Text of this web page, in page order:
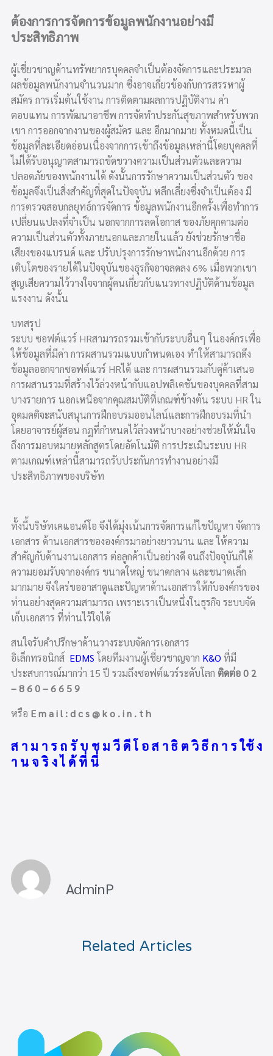
ต้องการการจัดการข้อมูลพนักงานอย่างมี
ประสิทธิภาพ
ผู้เชี่ยวชาญด้านทรัพยากรบุคคลจำเป็นต้องจัดการและประมวล
ผลข้อมูลพนักงานจำนวนมาก ซึ่งอาจเกี่ยวข้องกับการสรรหาผู้
สมัคร การเริ่มต้นใช้งาน การติดตามผลการปฏิบัติงาน ค่า
ตอบแทน การพัฒนาอาชีพ การจัดทำประกันสุขภาพสำหรับพวก
เขา การออกจากงานของผู้สมัคร และ อีกมากมาย ทั้งหมดนี้เป็น
ข้อมูลที่ละเอียดอ่อนเนื่องจากการเข้าถึงข้อมูลเหล่านี้โดยบุคคลที่
ไม่ได้รับอนุญาตสามารถขัดขวางความเป็นส่วนตัวและความ
ปลอดภัยของพนักงานได้ ดังนั้นการรักษาความเป็นส่วนตัว ของ
ข้อมูลจึงเป็นสิ่งสำคัญที่สุดในปัจจุบัน หลีกเลี่ยงซึ่งจำเป็นต้อง มี
การตรวจสอบกลยุทธ์การจัดการ ข้อมูลพนักงานอีกครั้งเพื่อทำการ
เปลี่ยนแปลงที่จำเป็น นอกจากการลดโอกาส ของภัยคุกคามต่อ
ความเป็นส่วนตัวทั้งภายนอกและภายในแล้ว ยังช่วยรักษาชื่อ
เสียงของแบรนด์ และ ปรับปรุงการรักษาพนักงานอีกด้วย การ
เติบโตของรายได้ในปัจจุบันของธุรกิจอาจลดลง 6% เมื่อพวกเขา
สูญเสียความไว้วางใจจากผู้คนเกี่ยวกับแนวทางปฏิบัติด้านข้อมูล
แรงงาน ดังนั้น
บทสรุป
ระบบ ซอฟต์แวร์ HRสามารถรวมเข้ากับระบบอื่นๆ ในองค์กรเพื่อ
ให้ข้อมูลที่มีค่า การผสานรวมแบบกำหนดเอง ทำให้สามารถดึง
ข้อมูลออกจากซอฟต์แวร์ HRได้ และ การผสานรวมกับคู่ค้าเสนอ
การผสานรวมที่สร้างไว้ล่วงหน้ากับแอปพลิเคชันของบุคคลที่สาม
บางรายการ นอกเหนือจากคุณสมบัติที่เกณฑ์ข้างต้น ระบบ HR ใน
อุดมคติจะสนับสนุนการฝึกอบรมออนไลน์และการฝึกอบรมที่นำ
โดยอาจารย์ผู้สอน กฎที่กำหนดไว้ล่วงหน้าบางอย่างช่วยให้มั่นใจ
ถึงการมอบหมายหลักสูตรโดยอัตโนมัติ การประเมินระบบ HR
ตามเกณฑ์เหล่านี้สามารถรับประกันการทำงานอย่างมี
ประสิทธิภาพของบริษัท
ทั้งนี้บริษัทเคแอนด์โอ จึงได้มุ่งเน้นการจัดการแก้ไขปัญหา จัดการ
เอกสาร ด้านเอกสารขององค์กรมาอย่างยาวนาน และ ให้ความ
สำคัญกับด้านงานเอกสาร ต่อลูกค้าเป็นอย่างดี จนถึงปัจจุบันก็ได้
ความยอมรับจากองค์กร ขนาดใหญ่ ขนาดกลาง และขนาดเล็ก
มากมาย จึงใคร่ขออาสาดูและปัญหาด้านเอกสารให้กับองค์กรของ
ท่านอย่างสุดความสามารถ เพราะเราเป็นหนึ่งในธุรกิจ ระบบจัด
เก็บเอกสาร ที่ท่านไว้ใจได้
สนใจรับคำปรึกษาด้านวางระบบจัดการเอกสาร
อิเล็กทรอนิกส์ EDMS โดยทีมงานผู้เชี่ยวชาญจาก K&O ที่มี
ประสบการณ์มากว่า 15 ปี รวมถึงซอฟต์แวร์ระดับโลก ติดต่อ 0 2
– 8 6 0 – 6 6 5 9
หรือ E m a i l : d c s @ k o . i n . t h
ส า ม า ร ถ รั บ ช ม วี ดี โ อ ส า ธิ ต วิ ธี ก า ร ใช้ ง
า น จ ริ ง ไ ด้ ที่ นี่
AdminP
Related Articles